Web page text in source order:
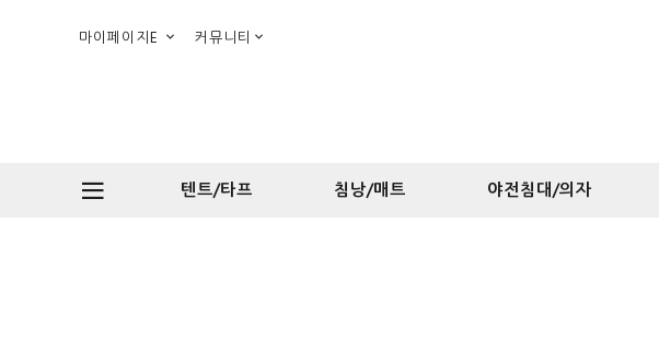
마이페이지E 커뮤니티
텐트/타프 침낭/매트 야전침대/의자